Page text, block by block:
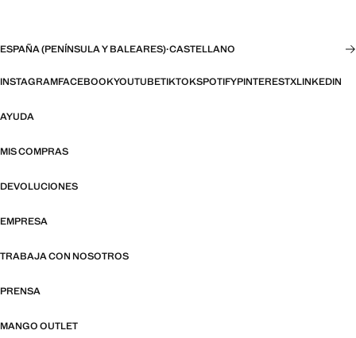
ESPAÑA (PENÍNSULA Y BALEARES)·CASTELLANO
INSTAGRAMFACEBOOKYOUTUBETIKTOKSPOTIFYPINTERESTXLINKEDIN
AYUDA
MIS COMPRAS
DEVOLUCIONES
EMPRESA
TRABAJA CON NOSOTROS
PRENSA
MANGO OUTLET